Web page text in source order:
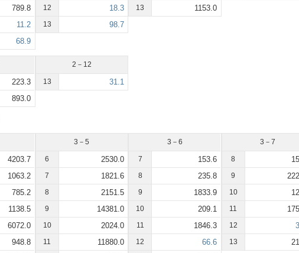
789.8
11.2
68.9
12 18.3
13 98.7
13 1153.0
223.3
893.0
2－12
13 31.1
4203.7
1063.2
785.2
1138.5
6072.0
948.8
3－5
6 2530.0
7 1821.6
8 2151.5
9 14381.0
10 2024.0
11 11880.0
3－6
7 153.6
8 235.8
9 1833.9
10 209.1
11 1846.3
12 66.6
3－7
8
9
10
11
12
13